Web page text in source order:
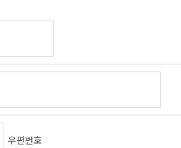
우편번호